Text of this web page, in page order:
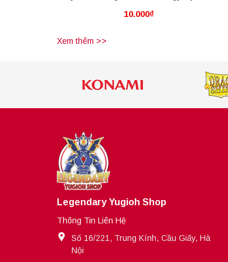
Miracle
10.000₫
Xem thêm >>
Legendary Yugioh Shop
Thông Tin Liên Hệ
Số 16/221, Trung Kính, Cầu Giấy, Hà
Nội